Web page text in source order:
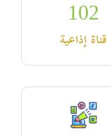
102
قناة إذاعية